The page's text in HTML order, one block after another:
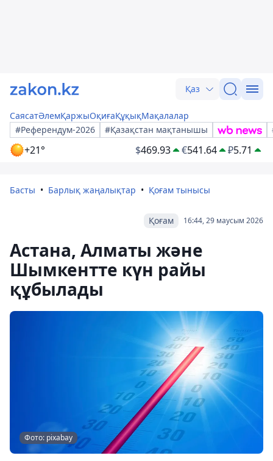
Қаз
СаясатӘлемҚаржыОқиғаҚұқықМақалалар
#Референдум-2026
#Қазақстан мақтанышы
+21° $469.93 €541.64 ₽5.71
Басты Барлық жаңалықтар Қоғам тынысы
16:44, 29 маусым 2026
Қоғам
Астана, Алматы және
Шымкентте күн райы
құбылады
Фото: pixabay